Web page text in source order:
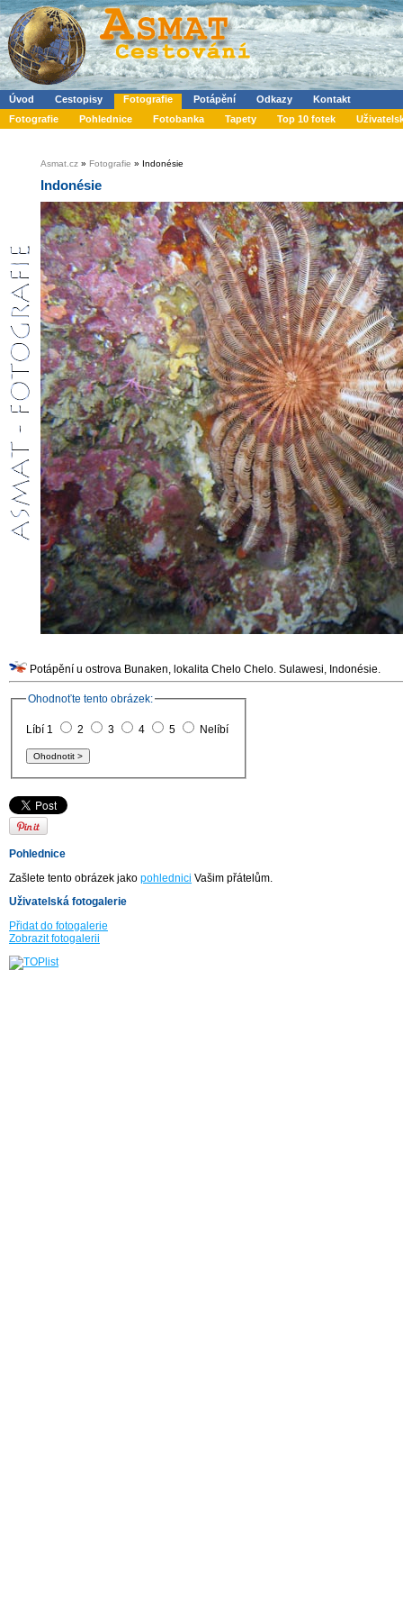
Úvod Cestopisy Fotografie Potápění Odkazy
Kontakt
Fotografie
Pohlednice Fotobanka Tapety Top 10 fotek
Asmat.cz » Fotografie » Indonésie
Indonésie
Potápění u ostrova Bunaken, lokalita Chelo Chelo. Sulawesi, Indonésie.
Ohodnoťte tento obrázek:
Líbí 1 2 3 4 5 Nelíbí
Pohlednice
Zašlete tento obrázek jako pohlednici Vašim přátelům.
Uživatelská fotogalerie
Přidat do fotogalerie
Zobrazit fotogalerii